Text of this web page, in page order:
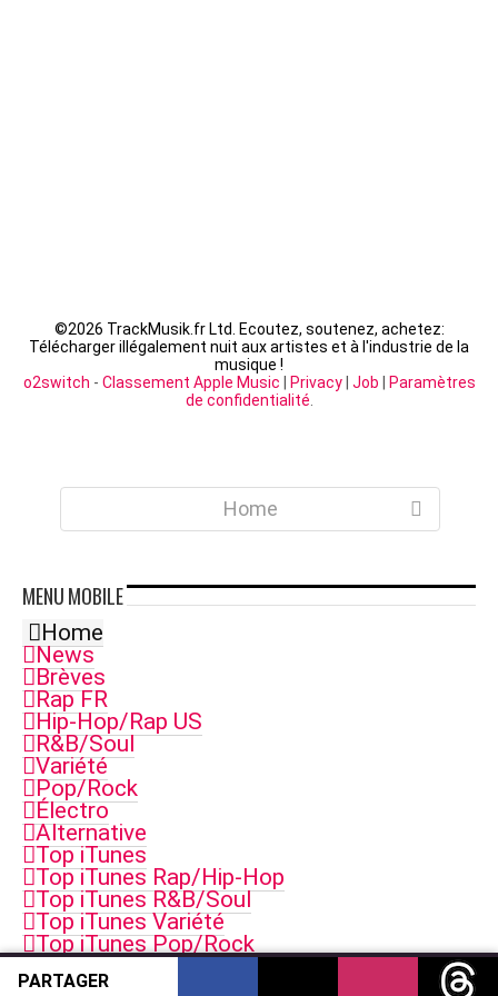
©2026 TrackMusik.fr Ltd. Ecoutez, soutenez, achetez:
Télécharger illégalement nuit aux artistes et à l'industrie de la
musique !
o2switch - Classement Apple Music Privacy| Job
Paramètres
de confidentialité
Home
MENUMOBILE
Home
News
Brèves
Rap FR
Hip-Hop/Rap US
R&B/Soul
Variété
Pop/Rock
Électro
Alternative
Top iTunes
Top iTunes Rap/Hip-Hop
Top iTunes R&B/Soul
Top iTunes Variété
Top iTunes Pop/Rock
Top iTunes Electro
Top iTunes Singles
PARTAGER